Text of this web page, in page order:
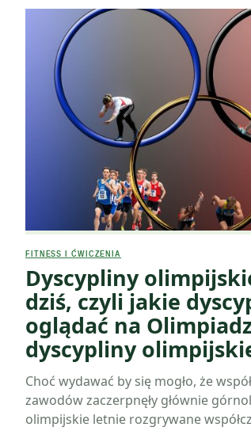
FITNESS I ĆWICZENIA
Dyscypliny
dziś, czyli jakie
oglądać na
dyscypliny
Choć wydawać by się mogło, że
zawodów zaczerpnęły głównie
olimpijskie letnie rozgrywane